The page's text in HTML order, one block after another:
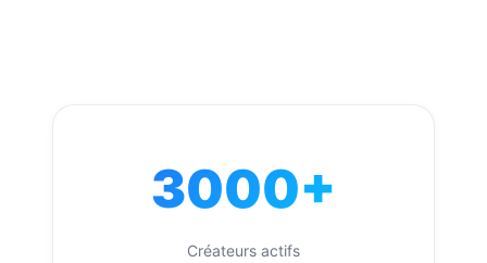
3000+
Créateurs actifs